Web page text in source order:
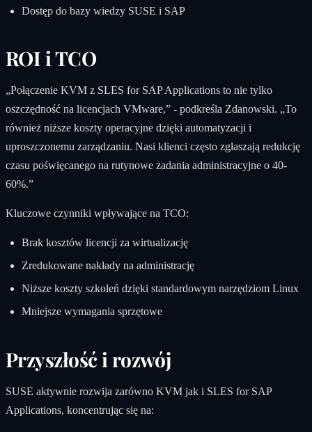
Dostęp do bazy wiedzy SUSE i SAP
ROI i TCO
„Połączenie KVM z SLES for SAP Applications to nie tylko
oszczędność na licencjach VMware,” - podkreśla Zdanowski. „To
również niższe koszty operacyjne dzięki automatyzacji i
uproszczonemu zarządzaniu. Nasi klienci często zgłaszają redukcję
czasu poświęcanego na rutynowe zadania administracyjne o 40-
60%.”
Kluczowe czynniki wpływające na TCO:
Brak kosztów licencji za wirtualizację
Zredukowane nakłady na administrację
Niższe koszty szkoleń dzięki standardowym narzędziom Linux
Mniejsze wymagania sprzętowe
Przyszłość i rozwój
SUSE aktywnie rozwija zarówno KVM jak i SLES for SAP
Applications, koncentrując się na: